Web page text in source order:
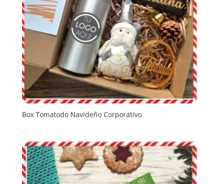
Box Tomatodo Navideño Corporativo